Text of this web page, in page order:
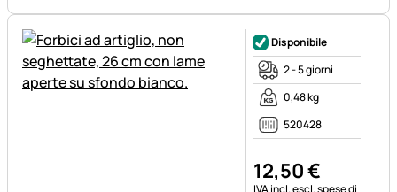
Disponibile
2 - 5 giorni
0,48 kg
520428
12,50€
Informazioni fiscali: